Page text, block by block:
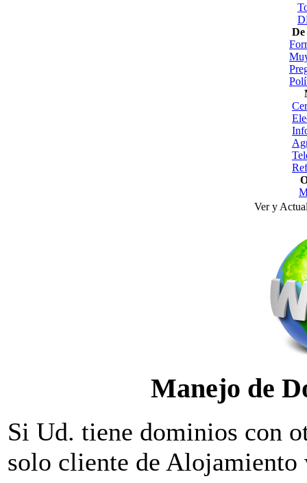
Ver y
Manejo de
Si Ud. tiene dominios con
solo cliente de Alojamiento